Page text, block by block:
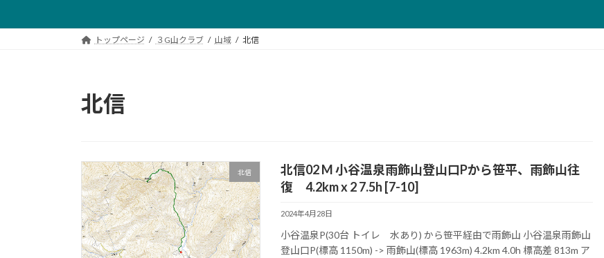
プ
動
トップページ ３G山クラブ 山域 北信
北信
北信
北信02 M 小谷温泉雨飾山登山口Pから笹平、雨飾山往
復 4.2km x 2 7.5h [7-10]
2024年4月28日
小谷温泉P(30台 トイレ 水あり) から笹平経由で雨飾山 小谷温泉雨飾山
登山口P(標高 1150m) -> 雨飾山(標高 1963m) 4.2km 4.0h 標高差 813m ア